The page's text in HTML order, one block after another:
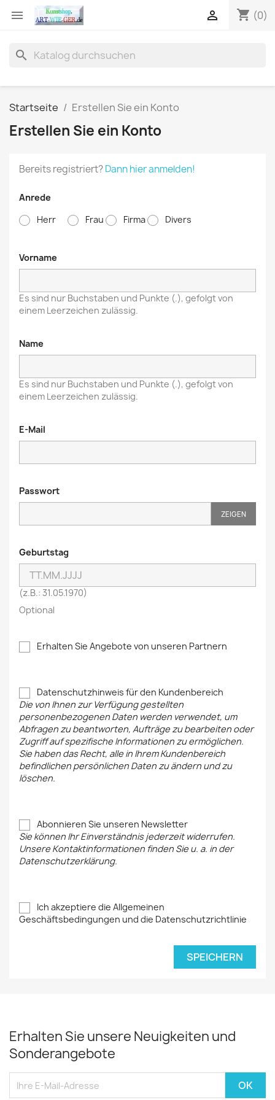
 shopping_cart (0)

search
Startseite Erstellen Sie ein Konto
Erstellen Sie ein Konto
Bereits registriert?Dann hier anmelden!
Anrede
Herr
Frau Firma Divers
Vorname
Es sind nur Buchstaben und Punkte (.), gefolgt von
einem Leerzeichen zulässig.
Name
Es sind nur Buchstaben und Punkte (.), gefolgt von
einem Leerzeichen zulässig.
E-Mail
Passwort
ZEIGEN
Geburtstag
(z.B.: 31.05.1970)
Optional
Erhalten Sie Angebote von unseren Partnern
Datenschutzhinweis für den Kundenbereich
Die von Ihnen zur Verfügung gestellten
personenbezogenen Daten werden verwendet, um
Abfragen zu beantworten, Aufträge zu bearbeiten oder
Zugriff auf spezifische Informationen zu ermöglichen.
Sie haben das Recht, alle in Ihrem Kundenbereich
befindlichen persönlichen Daten zu ändern und zu
löschen.
Abonnieren Sie unseren Newsletter
Sie können Ihr Einverständnis jederzeit widerrufen.
Unsere Kontaktinformationen finden Sie u. a. in der
Datenschutzerklärung.
Ich akzeptiere die Allgemeinen
Geschäftsbedingungen und die Datenschutzrichtlinie
SPEICHERN
Erhalten Sie unsere Neuigkeiten und
Sonderangebote